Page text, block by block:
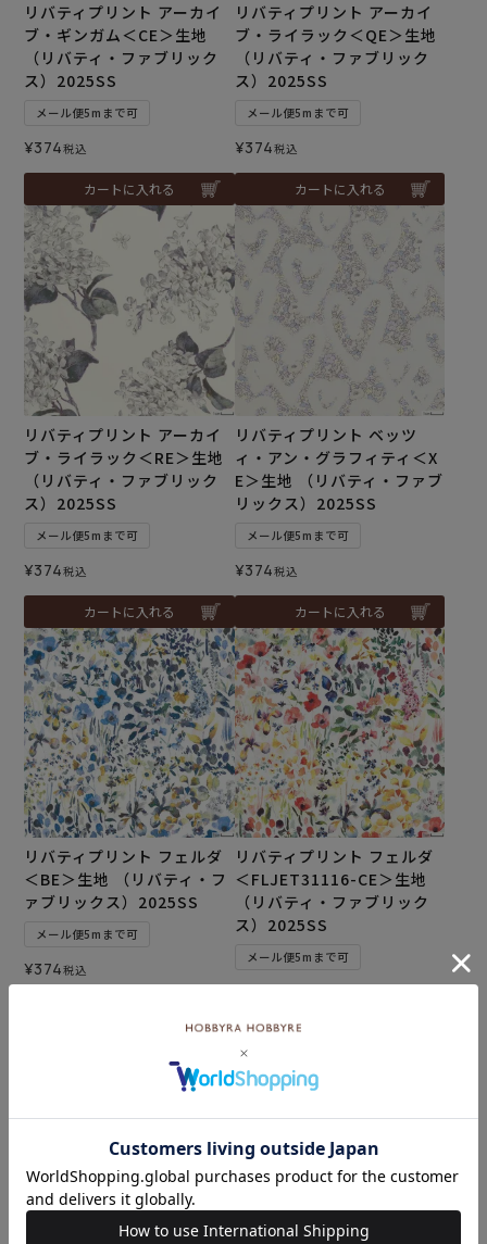
リバティプリント アーカイ
ブ・ギンガム＜CE＞生地
（リバティ・ファブリック
ス）2025SS
メール便5mまで可
¥374税込
カートに入れる
リバティプリント アーカイ
ブ・ライラック＜QE＞生地
（リバティ・ファブリック
ス）2025SS
メール便5mまで可
¥374税込
カートに入れる
リバティプリント アーカイ
ブ・ライラック＜RE＞生地
（リバティ・ファブリック
ス）2025SS
メール便5mまで可
¥374税込
カートに入れる
リバティプリント ベッツ
ィ・アン・グラフィティ＜X
E＞生地 （リバティ・ファブ
リックス）2025SS
メール便5mまで可
¥374税込
カートに入れる
リバティプリント フェルダ
＜BE＞生地 （リバティ・フ
ァブリックス）2025SS
メール便5mまで可
¥374税込
リバティプリント フェルダ
＜FLJET31116-CE＞生地
（リバティ・ファブリック
ス）2025SS
メール便5mまで可
カートに入れる